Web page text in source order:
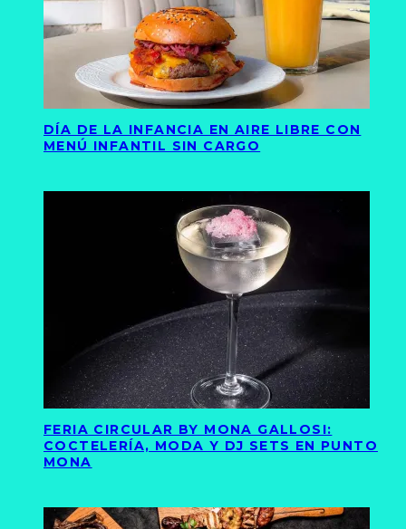
DÍA DE LA INFANCIA EN AIRE LIBRE CON
MENÚ INFANTIL SIN CARGO
FERIA CIRCULAR BY MONA GALLOSI:
COCTELERÍA, MODA Y DJ SETS EN PUNTO
MONA